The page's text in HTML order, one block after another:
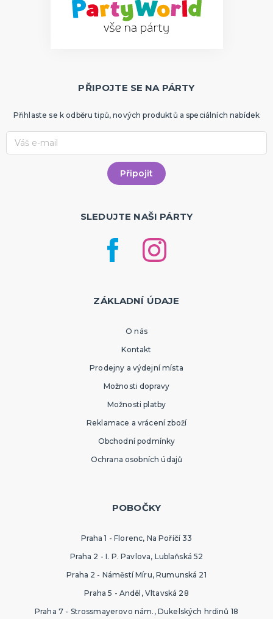
PŘIPOJTE SE NA PÁRTY
Přihlaste se k odběru tipů, nových produktů a speciálních nabídek
SLEDUJTE NAŠI PÁRTY
ZÁKLADNÍ ÚDAJE
O nás
Kontakt
Prodejny a výdejní místa
Možnosti dopravy
Možnosti platby
Reklamace a vrácení zboží
Obchodní podmínky
Ochrana osobních údajů
POBOČKY
Praha 1 - Florenc, Na Poříčí 33
Praha 2 - I. P. Pavlova, Lublaňská 52
Praha 2 - Náměstí Míru, Rumunská 21
Praha 5 - Anděl, Vltavská 28
Praha 7 - Strossmayerovo nám., Dukelských hrdinů 18